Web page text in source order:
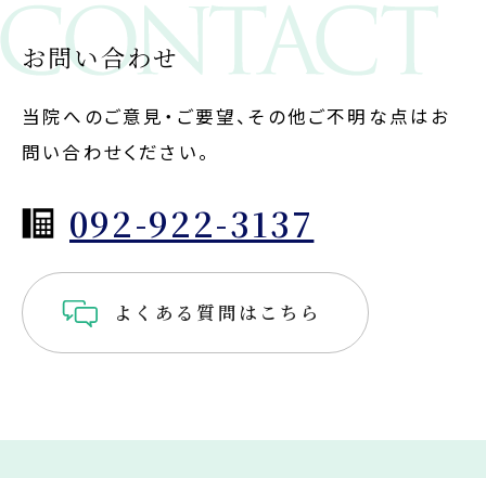
お問い合わせ
当院へのご意見・ご要望、その他ご不明な点はお
問い合わせください。
092-922-3137
よくある質問はこちら